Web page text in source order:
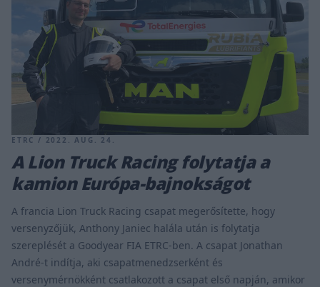
ETRC / 2022. AUG. 24.
A Lion Truck Racing folytatja a
kamion Európa-bajnokságot
A francia Lion Truck Racing csapat megerősítette, hogy
versenyzőjük, Anthony Janiec halála után is folytatja
szereplését a Goodyear FIA ETRC-ben. A csapat Jonathan
André-t indítja, aki csapatmenedzserként és
versenymérnökként csatlakozott a csapat első napján, amikor